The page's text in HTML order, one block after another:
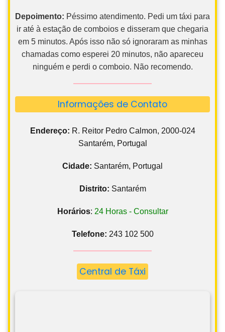
Depoimento: Péssimo atendimento. Pedi um táxi para
ir até à estação de comboios e disseram que chegaria
em 5 minutos. Após isso não só ignoraram as minhas
chamadas como esperei 20 minutos, não apareceu
ninguém e perdi o comboio. Não recomendo.
Informações de Contato
Endereço: R. Reitor Pedro Calmon, 2000-024
Santarém, Portugal
Cidade: Santarém, Portugal
Distrito: Santarém
Horários: 24 Horas - Consultar
Telefone: 243 102 500
Central de Táxi